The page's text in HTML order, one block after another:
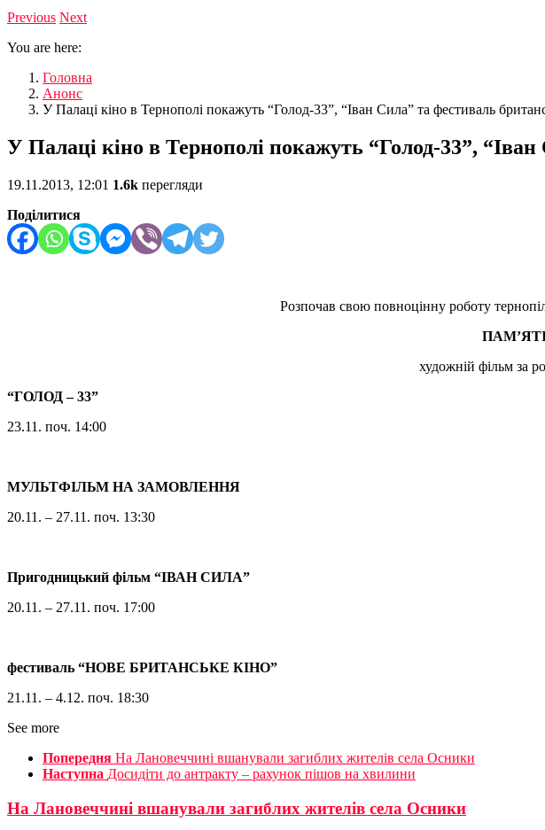
Previous Next
You are here:
Головна
Анонс
У Палаці кіно в Тернополі покажуть “Голод-33”, “Іван Сила” та фестиваль
У Палаці кіно в Тернополі покажуть “Голод-33”,
19.11.2013, 12:01 1.6k перегляди
Поділитися
Розпочав свою повноцінну роботу
художній фільм за
“ГОЛОД – 33”
23.11. поч. 14:00
МУЛЬТФІЛЬМ НА ЗАМОВЛЕННЯ
20.11. – 27.11. поч. 13:30
Пригодницький фільм “ІВАН СИЛА”
20.11. – 27.11. поч. 17:00
фестиваль “НОВЕ БРИТАНСЬКЕ КІНО”
21.11. – 4.12. поч. 18:30
See more
Попередня На Лановеччині вшанували загиблих жителів села Осники
Наступна Досидіти до антракту – рахунок пішов на хвилини
На Лановеччині вшанували загиблих жителів села Осники